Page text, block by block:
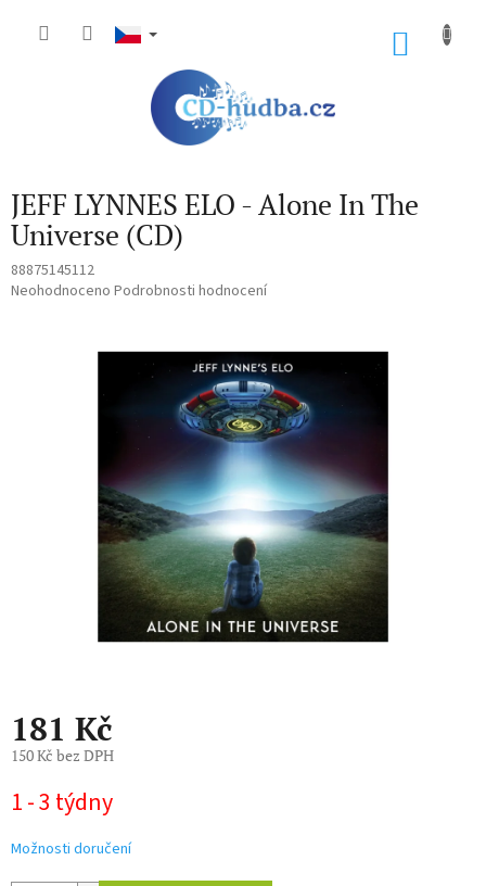
JEFF LYNNES ELO - Alone In The
Universe (CD)
88875145112
Průměrné
Neohodnoceno Podrobnosti hodnocení
181 Kč
150 Kč bez DPH
cena:
1 - 3 týdny
Možnosti doručení